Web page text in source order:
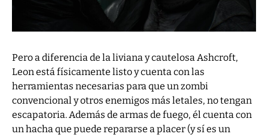
Pero a diferencia de la liviana y cautelosa Ashcroft,
Leon está físicamente listo y cuenta con las
herramientas necesarias para que un zombi
convencional y otros enemigos más letales, no tengan
escapatoria. Además de armas de fuego, él cuenta con
un hacha que puede repararse a placer (y sí es un